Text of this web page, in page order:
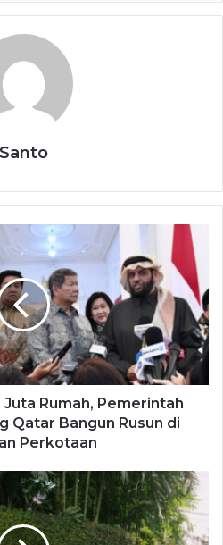
Santo
Rumah, Pemerintah
Qatar Bangun Rusun di
Perkotaan